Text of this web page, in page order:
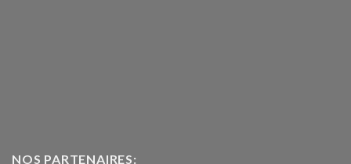
NOS PARTENAIRES: